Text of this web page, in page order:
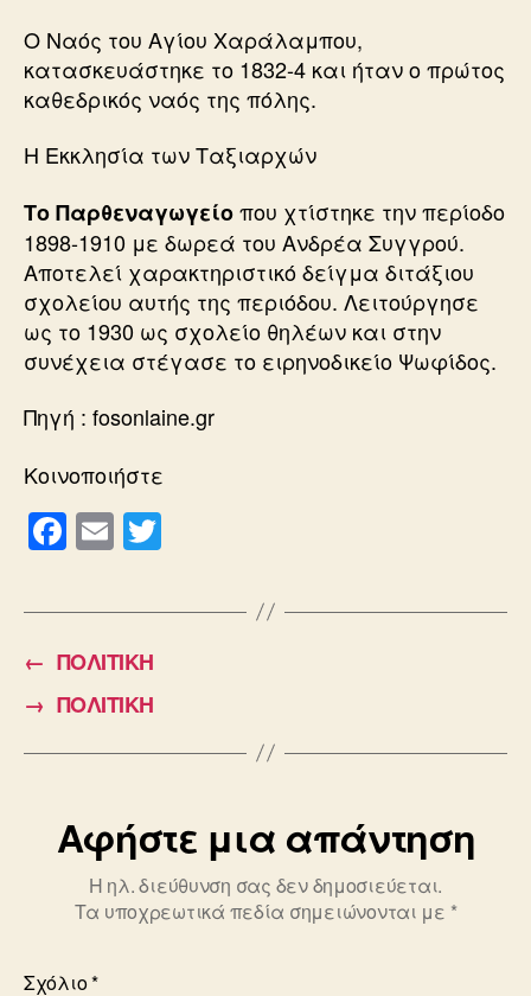
Ο Ναός του Αγίου Χαράλαμπου,
κατασκευάστηκε το 1832-4 και ήταν ο πρώτος
καθεδρικός ναός της πόλης.
Η Εκκλησία των Ταξιαρχών
Το Παρθεναγωγείοπου χτίστηκε την περίοδο
1898-1910 με δωρεά του Ανδρέα Συγγρού.
Αποτελεί χαρακτηριστικό δείγμα διτάξιου
σχολείου αυτής της περιόδου. Λειτούργησε
ως το 1930 ως σχολείο θηλέων και στην
συνέχεια στέγασε το ειρηνοδικείο Ψωφίδος.
Πηγή : fosonlaine.gr
Κοινοποιήστε
F
a
c
e
b
o
o
E
m
ailtt
← ΠΟΛΙΤΙΚΗ
→ ΠΟΛΙΤΙΚΗ
Αφήστε μια απάντηση
Η ηλ. διεύθυνση σας δεν δημοσιεύεται.
Τα υποχρεωτικά πεδία σημειώνονται με *
Σχόλιο*